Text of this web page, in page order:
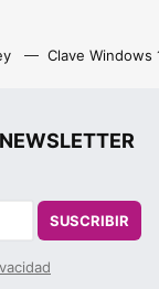
Clave Windows
SUSCRIBIR